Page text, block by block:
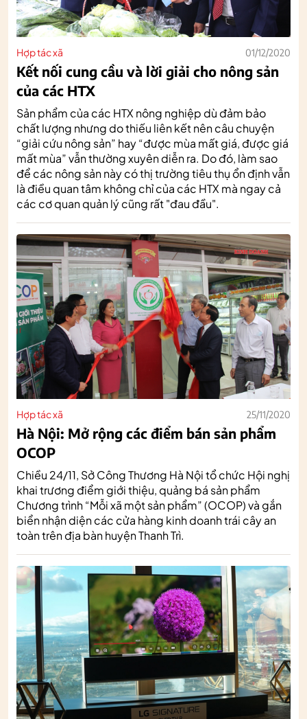
Hợp tác xã 01/12/2020
Kết nối cung cầu và lời giải cho nông sản
của các HTX
Sản phẩm của các HTX nông nghiệp dù đảm bảo
chất lượng nhưng do thiếu liên kết nên câu chuyện
“giải cứu nông sản” hay “được mùa mất giá, được giá
mất mùa” vẫn thường xuyên diễn ra. Do đó, làm sao
để các nông sản này có thị trường tiêu thụ ổn định vẫn
là điều quan tâm không chỉ của các HTX mà ngay cả
các cơ quan quản lý cũng rất "đau đầu".
Hợp tác xã 25/11/2020
Hà Nội: Mở rộng các điểm bán sản phẩm
OCOP
Chiều 24/11, Sở Công Thương Hà Nội tổ chức Hội nghị
khai trương điểm giới thiệu, quảng bá sản phẩm
Chương trình “Mỗi xã một sản phẩm” (OCOP) và gắn
biển nhận diện các cửa hàng kinh doanh trái cây an
toàn trên địa bàn huyện Thanh Trì.